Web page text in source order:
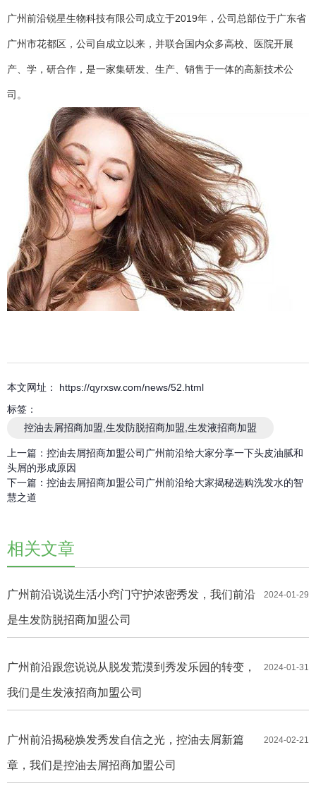
广州前沿锐星生物科技有限公司成立于2019年，公司总部位于广东省
广州市花都区，公司自成立以来，并联合国内众多高校、医院开展
产、学，研合作，是一家集研发、生产、销售于一体的高新技术公
司。
本文网址： https://qyrxsw.com/news/52.html
标签：
控油去屑招商加盟,生发防脱招商加盟,生发液招商加盟
上一篇： 控油去屑招商加盟公司广州前沿给大家分享一下头皮油腻和
头屑的形成原因
下一篇： 控油去屑招商加盟公司广州前沿给大家揭秘选购洗发水的智
慧之道
相关文章
2024-01-29
广州前沿说说生活小窍门守护浓密秀发，我们前沿
是生发防脱招商加盟公司
2024-01-31
广州前沿跟您说说从脱发荒漠到秀发乐园的转变，
我们是生发液招商加盟公司
2024-02-21
广州前沿揭秘焕发秀发自信之光，控油去屑新篇
章，我们是控油去屑招商加盟公司